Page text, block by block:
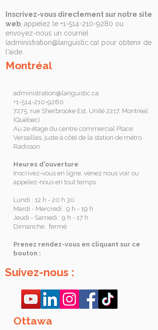
Inscrivez-vous directement sur notre site
web , appelez le +1-514-210-9280 ou
envoyez-nous un courriel
(administration@languistic.ca) pour obtenir de
l'aide.
Montréal
administration@languistic.ca
+1-514-210-9280
7275, rue Sherbrooke Est, Unité 2217, Montréal
(Québec)
Au 2e étage du centre commercial Place
Versailles, juste à côté de la station de métro
Radisson
Heures d'ouverture
Inscrivez-vous en ligne, venez nous voir ou
appelez-nous en tout temps.
Lundi : 12 h - 20 h 30
Mardi - Mercredi : 9 h - 19 h
Jeudi - Samedi : 9 h - 17 h
Dimanche : fermé
Prenez rendez-vous en cliquant sur ce
bouton :
Suivez-nous :
Ottawa